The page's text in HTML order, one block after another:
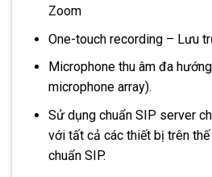
Zoom
One-touch recording – Lưu
Microphone thu âm đa
microphone array).
Sử dụng chuẩn SIP server
với tất cả các thiết bị trên
chuẩn SIP.